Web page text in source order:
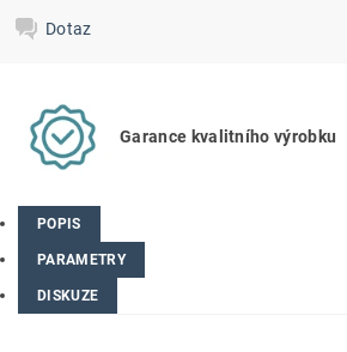
Dotaz
Garance kvalitního výrobku
POPIS
PARAMETRY
DISKUZE